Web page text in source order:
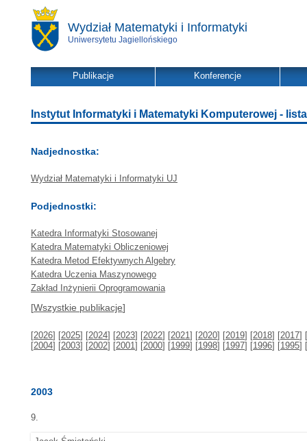
Wydział Matematyki i Informatyki
Uniwersytetu Jagiellońskiego
Publikacje Konferencje
Instytut Informatyki i Matematyki Komputerowej -
Nadjednostka:
Wydział Matematyki i Informatyki UJ
Podjednostki:
Katedra Informatyki Stosowanej
Katedra Matematyki Obliczeniowej
Katedra Metod Efektywnych Algebry
Katedra Uczenia Maszynowego
Zakład Inżynierii Oprogramowania
[Wszystkie publikacje]
[2026] [2025] [2024] [2023] [2022] [2021] [2020] [2019] [2018] [2017] [
[2004] [2003] [2002] [2001] [2000] [1999] [1998] [1997] [1996] [1995] [
2003
9.